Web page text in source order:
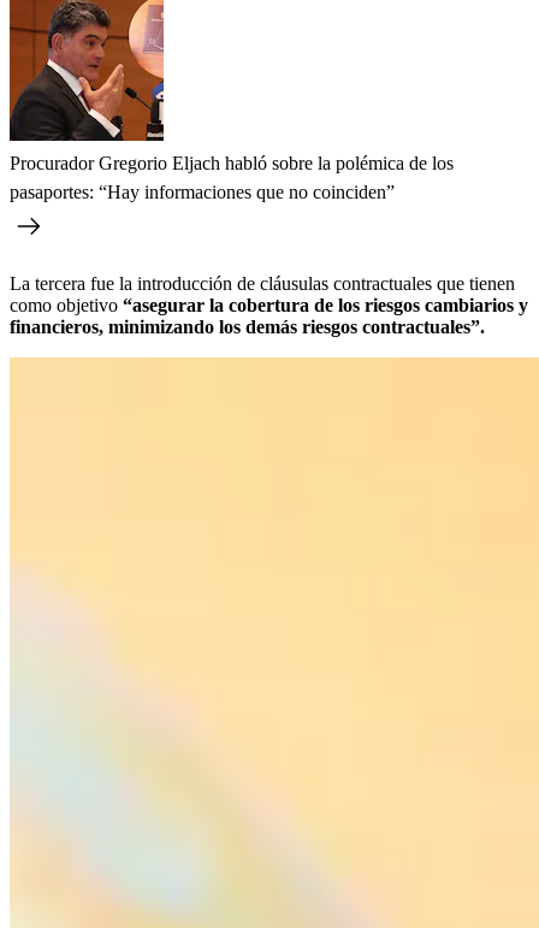
Procurador Gregorio Eljach habló sobre la polémica de los
pasaportes: “Hay informaciones que no coinciden”
La tercera fue la introducción de cláusulas contractuales que tienen
como objetivo “asegurar la cobertura de los riesgos cambiarios y
financieros, minimizando los demás riesgos contractuales”.